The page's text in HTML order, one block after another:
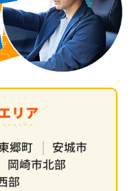
リア
郷町
安城市
岡崎市北部
部